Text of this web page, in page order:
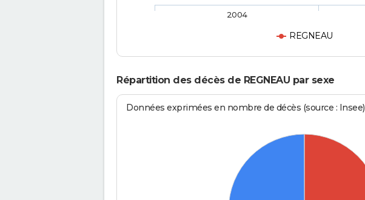
REGNEAU
2004
Répartition des décès de REGNEAU par sexe
Données exprimées en nombre de décès (source : Insee)